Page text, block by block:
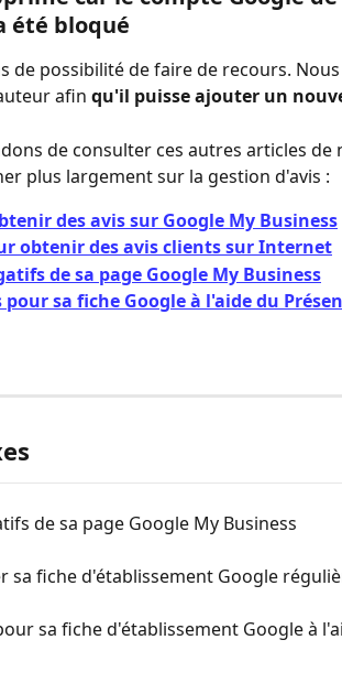
été bloqué
de possibilité de faire de recours.
afin qu'il puisse ajouter un
de consulter ces autres articles de
plus largement sur la gestion d'avis :
des avis sur Google My Business
obtenir des avis clients sur Internet
de sa page Google My Business
pour sa fiche Google à l'aide du
de sa page Google My Business
sa fiche d'établissement Google
sa fiche d'établissement Google à